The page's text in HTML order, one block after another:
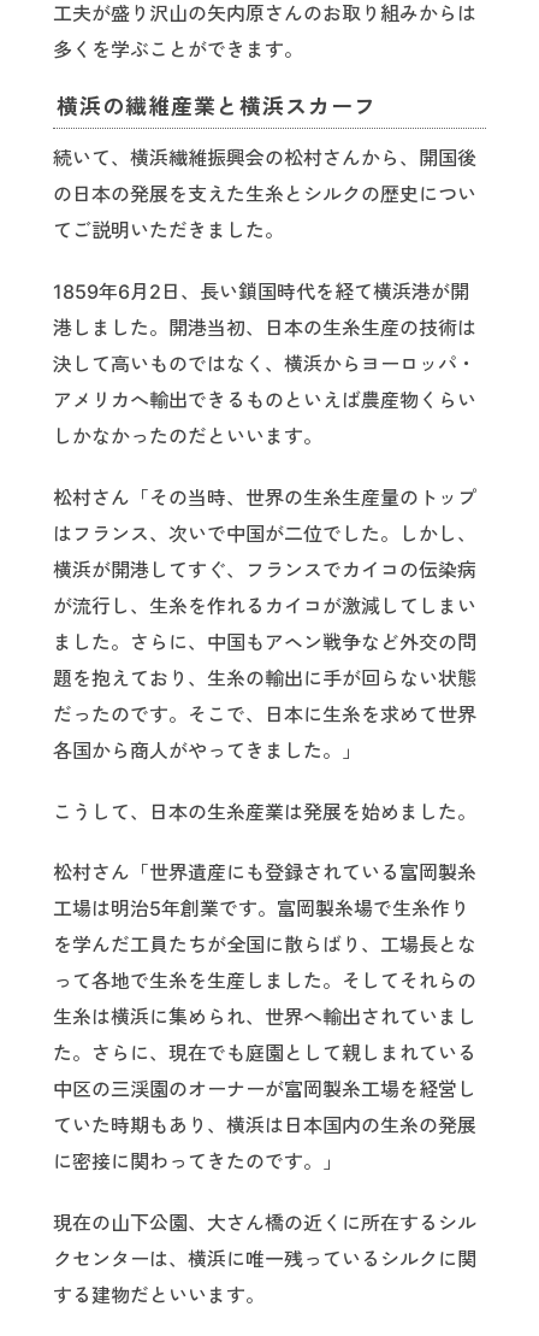
工夫が盛り沢山の矢内原さんのお取り組みからは
多くを学ぶことができます。
横浜の繊維産業と横浜スカーフ
続いて、横浜繊維振興会の松村さんから、開国後
の日本の発展を支えた生糸とシルクの歴史につい
てご説明いただきました。
1859年6月2日、長い鎖国時代を経て横浜港が開
港しました。開港当初、日本の生糸生産の技術は
決して高いものではなく、横浜からヨーロッパ・
アメリカへ輸出できるものといえば農産物くらい
しかなかったのだといいます。
松村さん「その当時、世界の生糸生産量のトップ
はフランス、次いで中国が二位でした。しかし、
横浜が開港してすぐ、フランスでカイコの伝染病
が流行し、生糸を作れるカイコが激減してしまい
ました。さらに、中国もアヘン戦争など外交の問
題を抱えており、生糸の輸出に手が回らない状態
だったのです。そこで、日本に生糸を求めて世界
各国から商人がやってきました。」
こうして、日本の生糸産業は発展を始めました。
松村さん「世界遺産にも登録されている富岡製糸
工場は明治5年創業です。富岡製糸場で生糸作り
を学んだ工員たちが全国に散らばり、工場長とな
って各地で生糸を生産しました。そしてそれらの
生糸は横浜に集められ、世界へ輸出されていまし
た。さらに、現在でも庭園として親しまれている
中区の三渓園のオーナーが富岡製糸工場を経営し
ていた時期もあり、横浜は日本国内の生糸の発展
に密接に関わってきたのです。」
現在の山下公園、大さん橋の近くに所在するシル
クセンターは、横浜に唯一残っているシルクに関
する建物だといいます。